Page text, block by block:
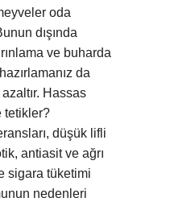
oda
dışında
ve buharda
da
azaltır. Hassas
tetikler?
düşük lifli
antiasit ve ağrı
sigara tüketimi
nedenleri